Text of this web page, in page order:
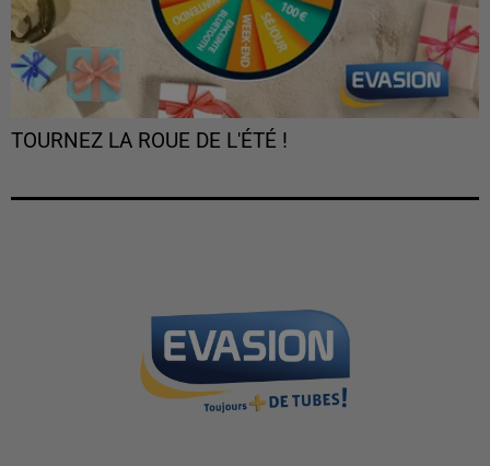
TOURNEZ LA ROUE DE L'ÉTÉ !